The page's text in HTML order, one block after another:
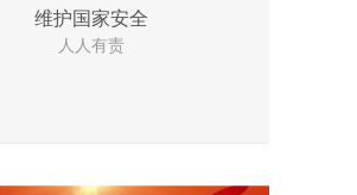
维护国家安全
人人有责